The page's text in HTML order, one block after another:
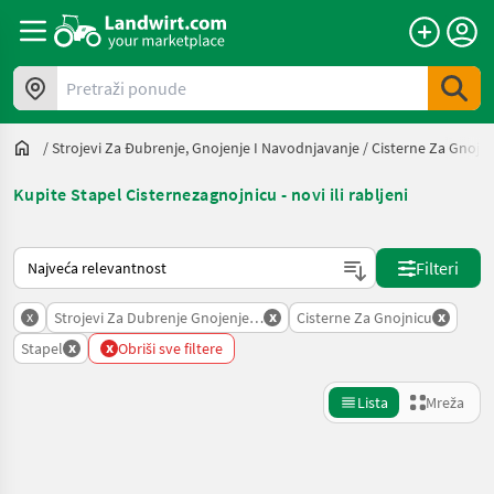
Pretraži ponude
/Strojevi Za Đubrenje, Gnojenje I Navodnjavanje /Cisterne Za
Kupite Stapel Cisternezagnojnicu - novi ili rabljeni
Način na koji sortira Landwirt.com
Filteri
x Strojevi Za Dubrenje Gnojenje I Navodnjavanje
x Cisterne Za Gnojnicu x
Stapel x x Obriši sve filtere
Lista Mreža